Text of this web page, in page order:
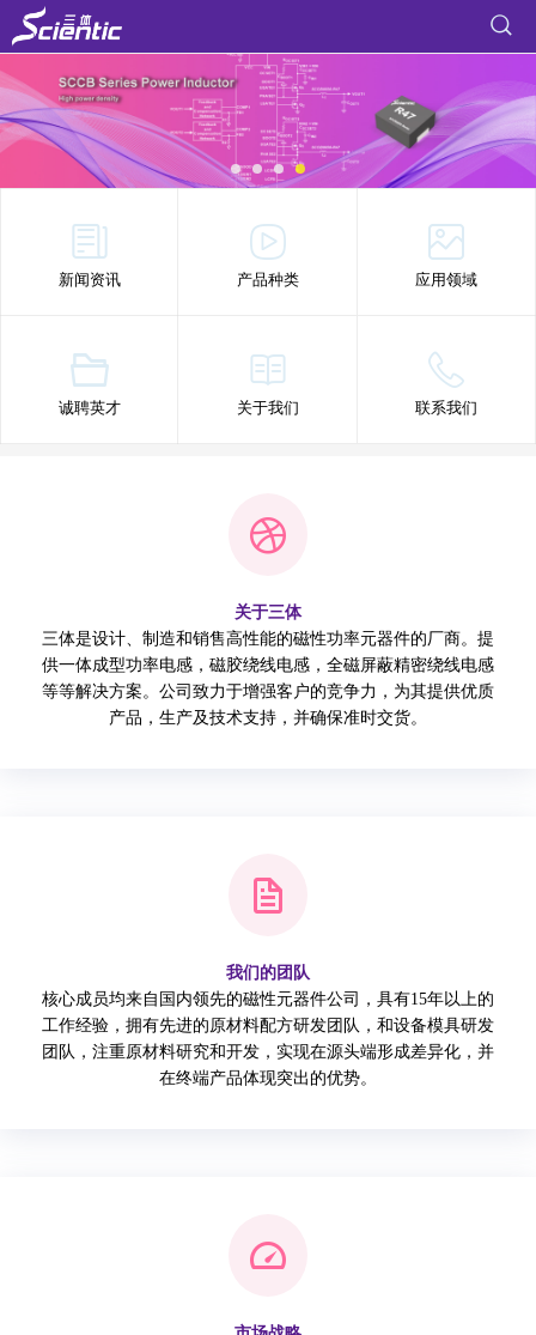
新闻资讯 产品种类 应用领域
诚聘英才 关于我们 联系我们
关于三体
三体是设计、制造和销售高性能的磁性功率元器件的厂商。提
供一体成型功率电感，磁胶绕线电感，全磁屏蔽精密绕线电感
等等解决方案。公司致力于增强客户的竞争力，为其提供优质
产品，生产及技术支持，并确保准时交货。
我们的团队
核心成员均来自国内领先的磁性元器件公司，具有15年以上的
工作经验，拥有先进的原材料配方研发团队，和设备模具研发
团队，注重原材料研究和开发，实现在源头端形成差异化，并
在终端产品体现突出的优势。